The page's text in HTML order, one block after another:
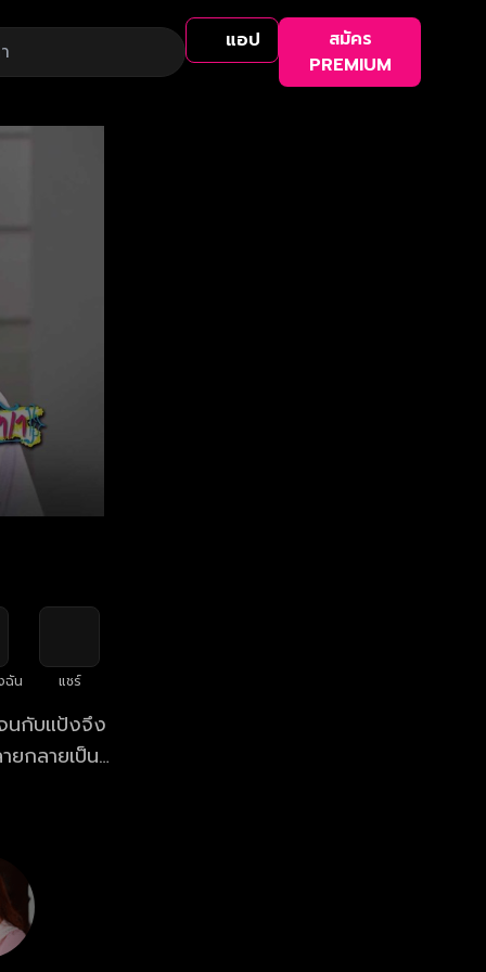
แอป
สมัคร
PREMIUM
ฉัน แชร์
นกับแป้งจึง
กลายเป็น